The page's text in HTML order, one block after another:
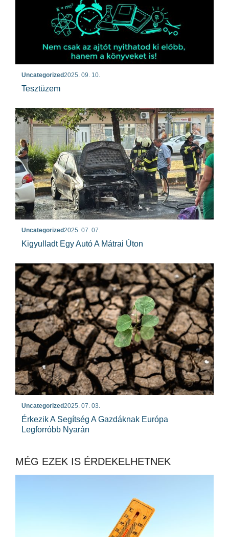
Uncategorized2025. 09. 10.
Tesztüzem
Uncategorized2025. 07. 07.
Kigyulladt Egy Autó A Mátrai Úton
Uncategorized2025. 07. 03.
Érkezik A Segítség A Gazdáknak Európa
Legforróbb Nyarán
MÉG EZEK IS ÉRDEKELHETNEK